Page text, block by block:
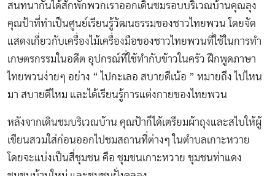
สนทนากันได้สักพักพวกเราออกเดินชมรอบบริเวณบ้านคุณลุง
คุณป้าที่ทำเป็นศูนย์เรียนรู้วัฒนธรรมของชาวไทยพวน โดยจัด
แสดงเกี่ยวกับเครื่องไม้เครื่องมือของชาวไทยพวนที่ใช้ในการทำ
เกษตรกรรมในอดีต อุปกรณ์ที่ใช้ทำกับข้าวในครัว ฝึกพูดภาษา
ไทยพวนง่ายๆ อย่าง “ ไปกะเลอ สบายดีเน้อ ” หมายถึง ไปไหน
มา สบายดีไหม และได้เรียนรู้การแต่งกายของไทยพวน
หลังจากเดินชมบริเวณบ้าน คุณป้าก็ได้เตรียมผ้าถุงและสไบให้ผู้
เขียนสวมใส่ก่อนออกไปชมสถานที่ต่างๆ ในตำบลเกาะหวาย
โดยจะแบ่งเป็นสี่ชุมชน คือ ชุมชนเกาะหวาย ชุมชนท่าแดง